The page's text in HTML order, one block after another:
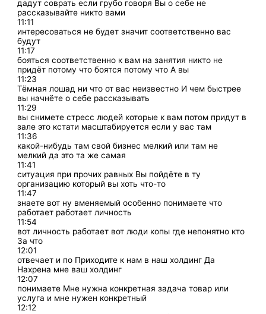
дадут соврать если грубо говоря Вы о себе не
рассказывайте никто вами
11:11
интересоваться не будет значит соответственно вас
будут
11:17
бояться соответственно к вам на занятия никто не
придёт потому что боятся потому что А вы
11:23
Тёмная лошад ни что от вас неизвестно И чем быстрее
вы начнёте о себе рассказывать
11:29
вы снимете стресс людей которые к вам потом придут в
зале это кстати масштабируется если у вас там
11:36
какой-нибудь там свой бизнес мелкий или там не
мелкий да это та же самая
11:41
ситуация при прочих равных Вы пойдёте в ту
организацию который вы хоть что-то
11:47
знаете вот ну вменяемый особенно понимаете что
работает работает личность
11:54
вот личность работает вот люди копы где непонятно кто
За что
12:01
отвечает и по Приходите к нам в наш холдинг Да
Нахрена мне ваш холдинг
12:07
понимаете Мне нужна конкретная задача товар или
услуга и мне нужен конкретный
12:12